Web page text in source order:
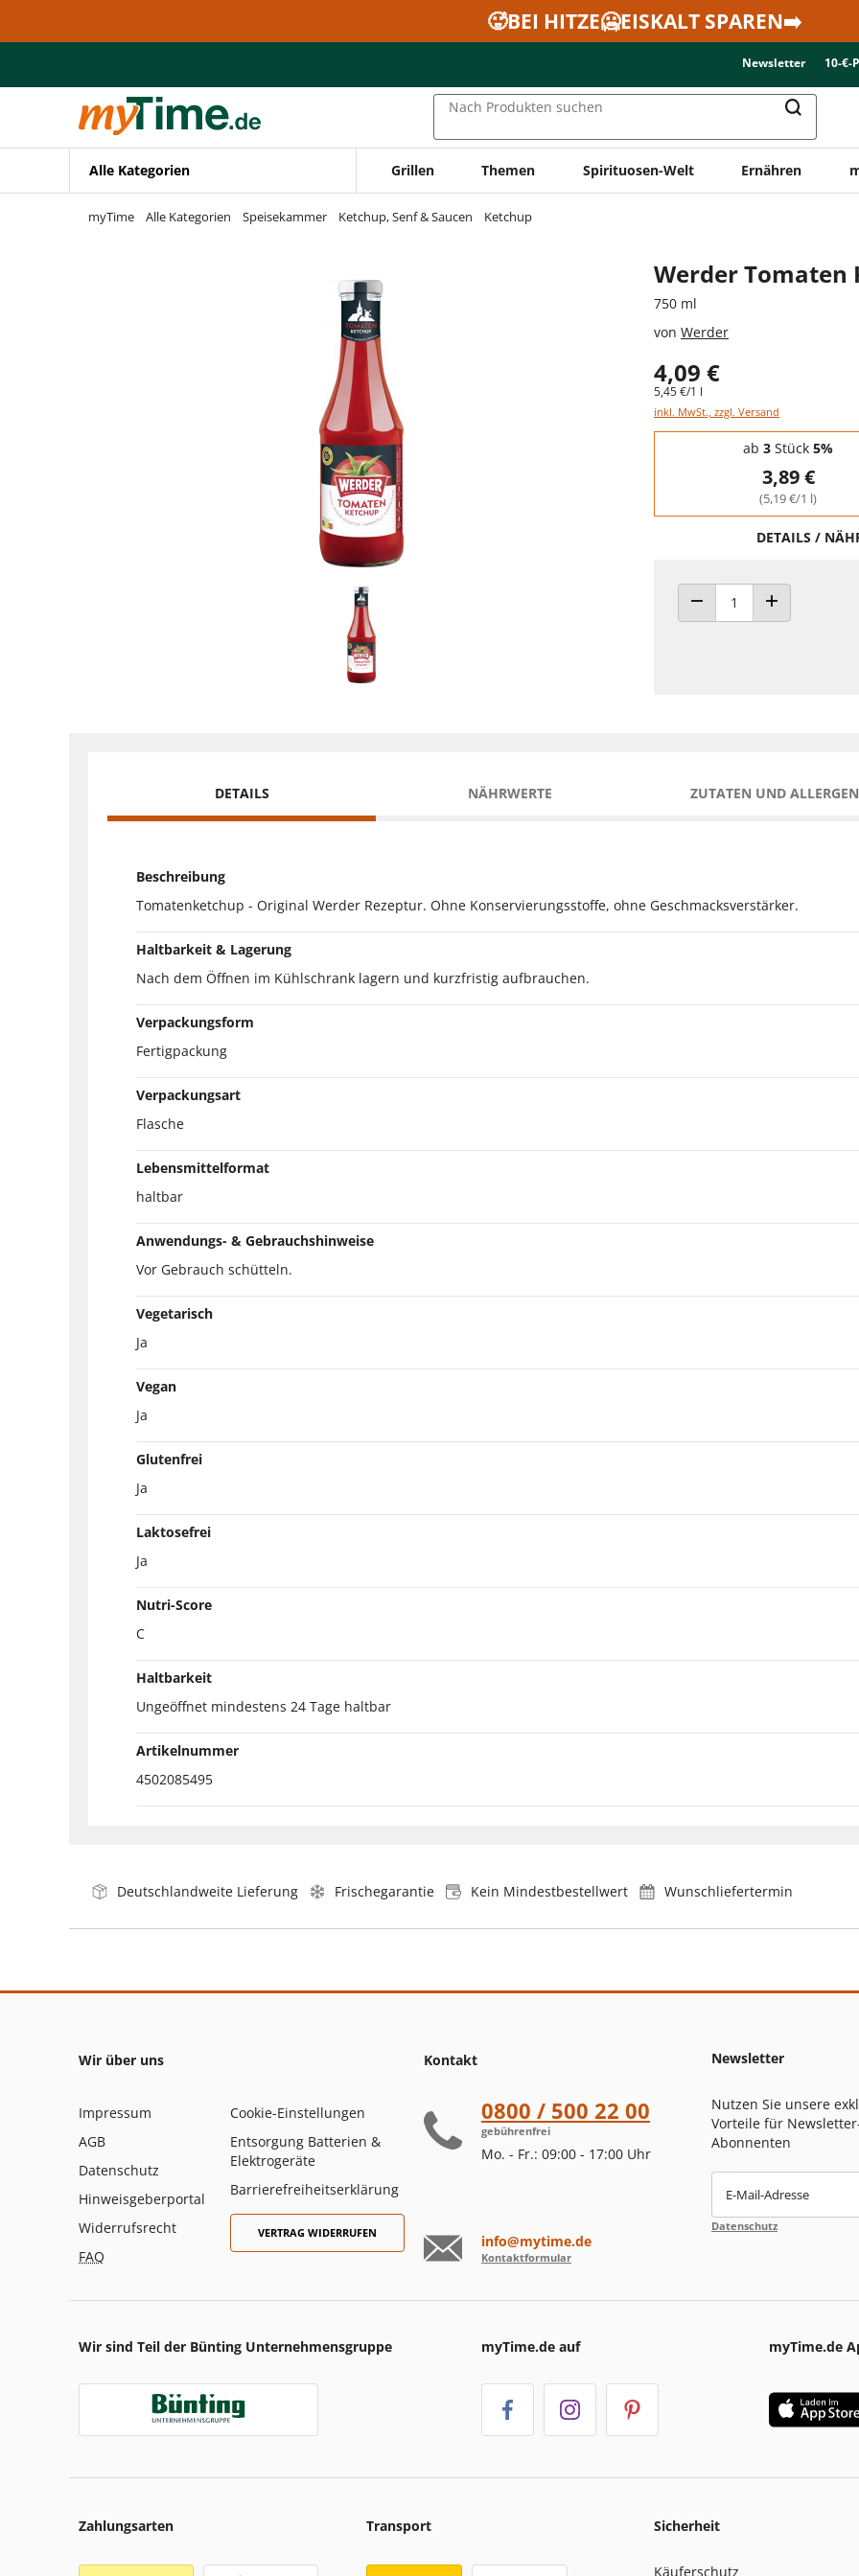
Zur Navigation springen
🥵BEI HITZE🥶EISKALT SPAREN➡️
Newsletter 10-€-
Nach Produkten suchen
Alle Kategorien Grillen Themen Spirituosen-Welt Ernähren
myTime Alle Kategorien Speisekammer Ketchup, Senf & Saucen Ketchup
Werder Tomaten
750 ml
von Werder
4,09 €
5,45 €/1 l
inkl. MwSt., zzgl. Versand
Staffelpreise - Mengenrabatt
ab 3 Stück 5%
3,89 €
(5,19 €/1 l)
DETAILS /
ANZAHL VERRINGERN
ANZAHL
DETAILS NÄHRWERTE ZUTATEN UND
Beschreibung
Tomatenketchup - Original Werder Rezeptur. Ohne Konservierungsstoffe, ohne Geschmacksverstärker.
Haltbarkeit & Lagerung
Nach dem Öffnen im Kühlschrank lagern und kurzfristig aufbrauchen.
Verpackungsform
Fertigpackung
Verpackungsart
Flasche
Lebensmittelformat
haltbar
Anwendungs- & Gebrauchshinweise
Vor Gebrauch schütteln.
Vegetarisch
Ja
Vegan
Ja
Glutenfrei
Ja
Laktosefrei
Ja
Nutri-Score
C
Haltbarkeit
Ungeöffnet mindestens 24 Tage haltbar
Artikelnummer
4502085495
Deutschlandweite Lieferung Frischegarantie Kein Mindestbestellwert Wunschliefertermin
Wir über uns
Impressum
AGB
Datenschutz
Hinweisgeberportal
Widerrufsrecht
FAQ
Cookie-Einstellungen
Entsorgung Batterien &
Elektrogeräte
Barrierefreiheitserklärung
VERTRAG WIDERRUFEN
Kontakt
0800 / 500 22 00
gebührenfrei
Mo. - Fr.: 09:00 - 17:00 Uhr
info@mytime.de
Kontaktformular
Newsletter
Nutzen Sie unsere
Vorteile für
Abonnenten
E-Mail-Adresse
Datenschutz
Wir sind Teil der Bünting Unternehmensgruppe myTime.de auf myTime.de
Zahlungsarten Transport Sicherheit
Käuferschutz